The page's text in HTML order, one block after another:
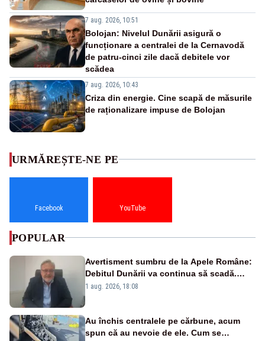
7 aug. 2026, 10:51
Bolojan: Nivelul Dunării asigură o
funcționare a centralei de la Cernavodă
de patru-cinci zile dacă debitele vor
scădea
7 aug. 2026, 10:43
Criza din energie. Cine scapă de măsurile
de raționalizare impuse de Bolojan
URMĂREȘTE-NE PE
Facebook YouTube
POPULAR
Avertisment sumbru de la Apele Române:
Debitul Dunării va continua să scadă.
Cernavodă s-ar putea închide în 4 zile
1 aug. 2026, 18:08
Au închis centralele pe cărbune, acum
spun că au nevoie de ele. Cum se